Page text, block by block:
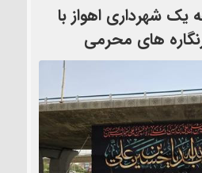
یک شهرداری اهواز با
های محرمی